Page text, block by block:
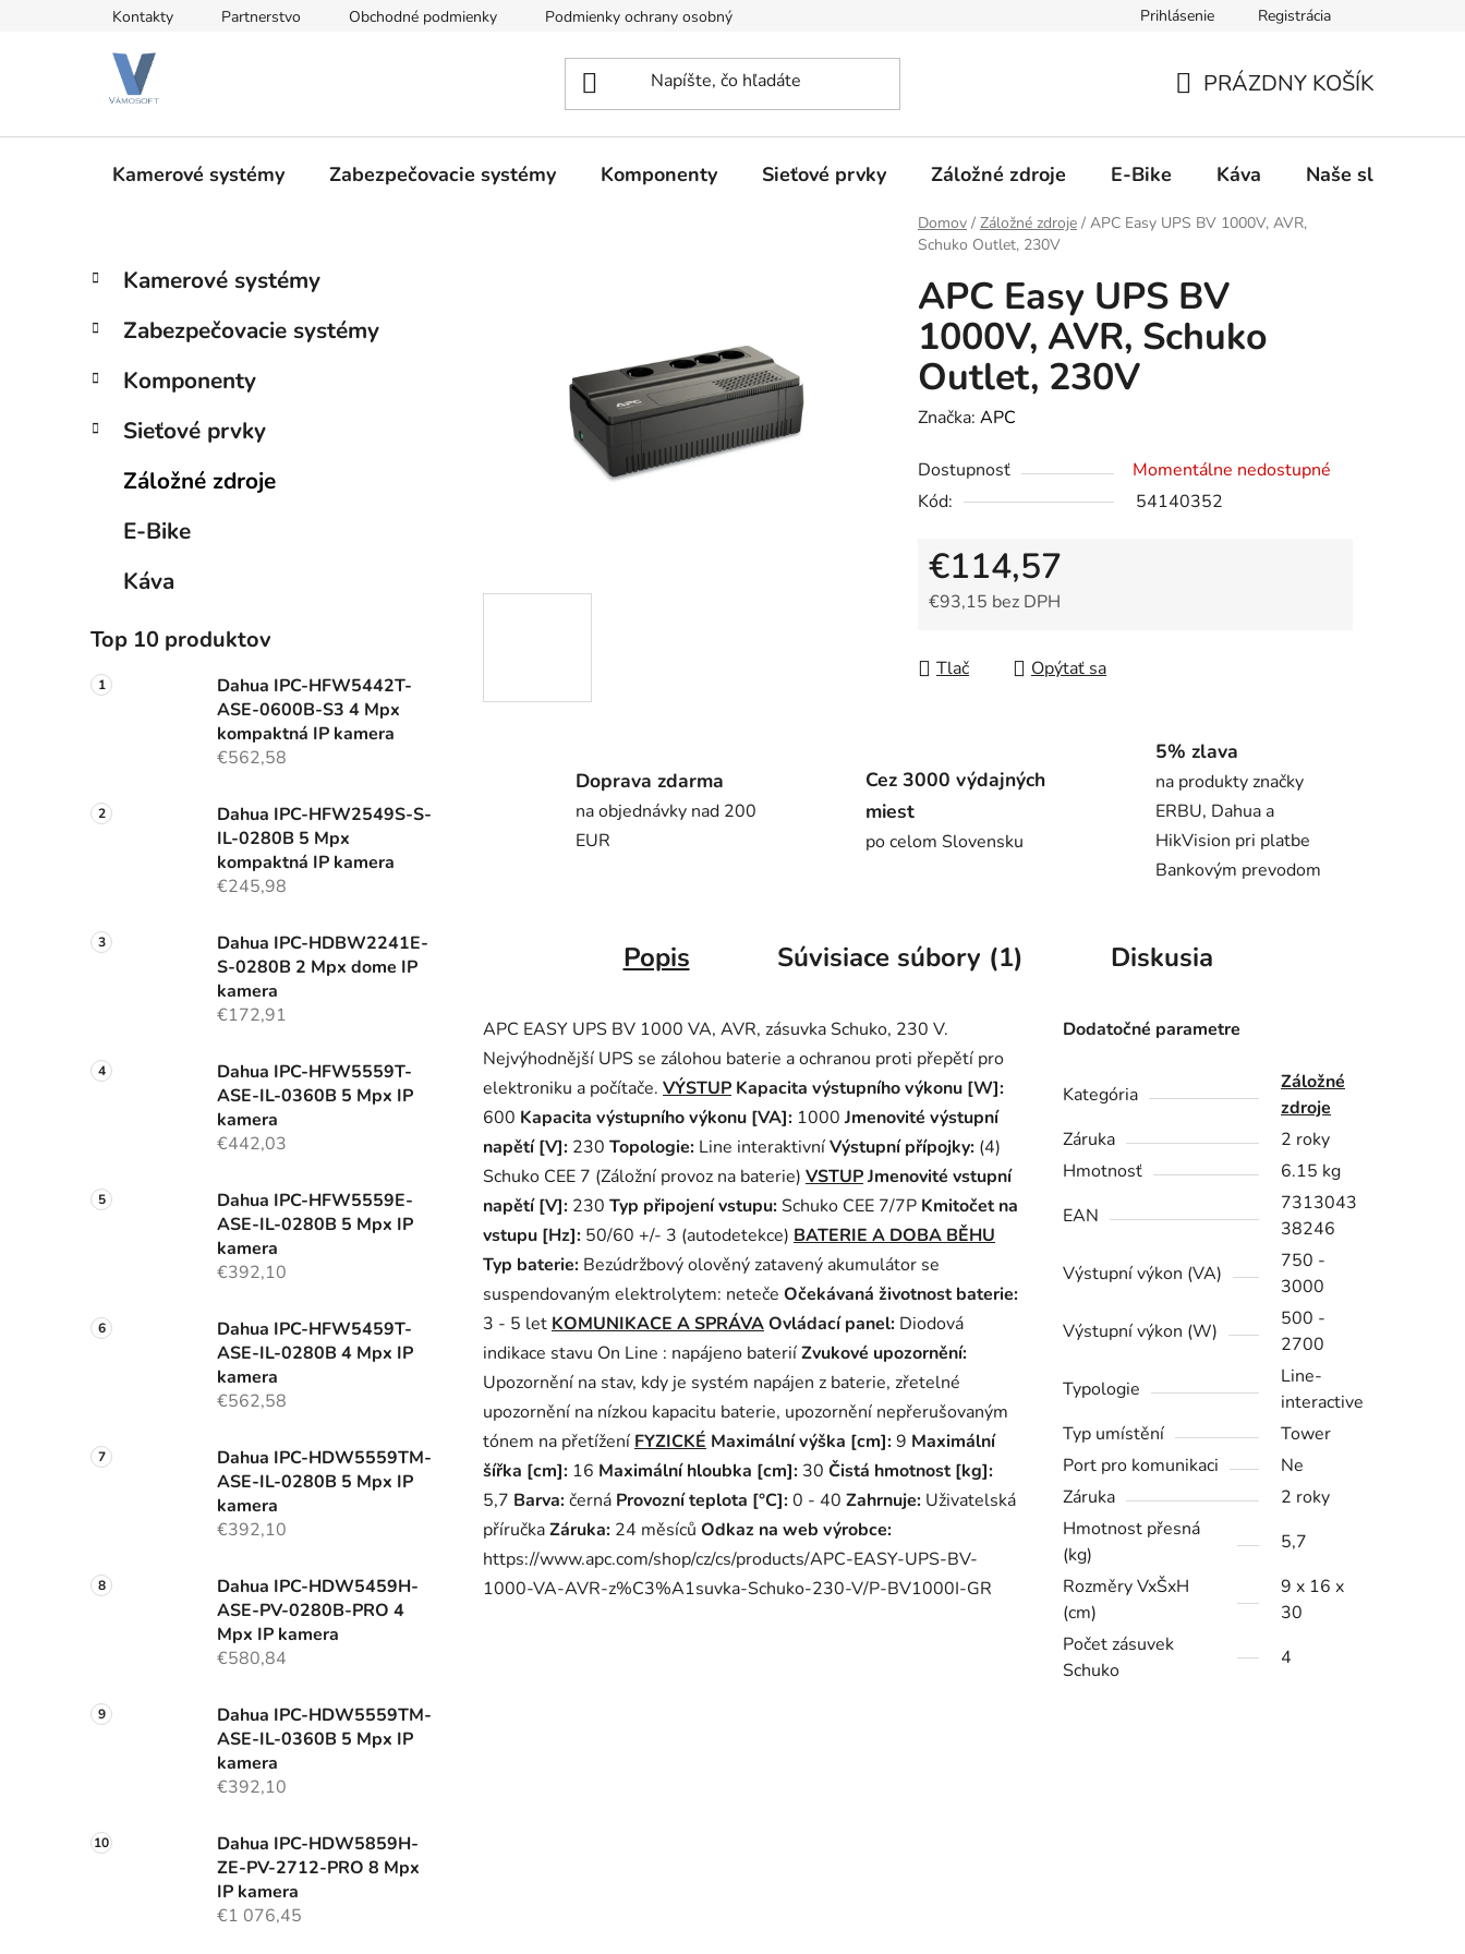
Kontakty Partnerstvo Obchodné podmienky Podmienky ochrany osobných údajov Prihlásenie Registrácia
KOŠÍK
PRÁZDNY KOŠÍK
Kamerové systémy Zabezpečovacie systémy Komponenty Sieťové prvky Záložné zdroje E-Bike Káva Naše služby
Domov / Záložné zdroje / APC Easy UPS BV 1000V, AVR,
Schuko Outlet, 230V
B
č
ý
a
Preskočiť
kategórie
K
a
e
ó
i
Kamerové systémy
Zabezpečovacie systémy
Komponenty
Sieťové prvky
Záložné zdroje
E-Bike
Káva
Top 10 produktov
Dahua IPC-HFW5442T-
ASE-0600B-S3 4 Mpx
kompaktná IP kamera
€562,58
Dahua IPC-HFW2549S-S-
IL-0280B 5 Mpx
kompaktná IP kamera
€245,98
Dahua IPC-HDBW2241E-
S-0280B 2 Mpx dome IP
kamera
€172,91
Dahua IPC-HFW5559T-
ASE-IL-0360B 5 Mpx IP
kamera
€442,03
Dahua IPC-HFW5559E-
ASE-IL-0280B 5 Mpx IP
kamera
€392,10
Dahua IPC-HFW5459T-
ASE-IL-0280B 4 Mpx IP
kamera
€562,58
Dahua IPC-HDW5559TM-
ASE-IL-0280B 5 Mpx IP
kamera
€392,10
Dahua IPC-HDW5459H-
ASE-PV-0280B-PRO 4
Mpx IP kamera
€580,84
Dahua IPC-HDW5559TM-
ASE-IL-0360B 5 Mpx IP
kamera
€392,10
Dahua IPC-HDW5859H-
ZE-PV-2712-PRO 8 Mpx
IP kamera
€1 076,45
APC Easy UPS BV
1000V, AVR, Schuko
Outlet, 230V
Značka: APC
Dostupnosť
Momentálne nedostupné
Kód:
54140352
€114,57
€93,15 bez DPH
Tlač
Opýtať sa
Doprava zdarma
na objednávky nad 200
EUR
Cez 3000 výdajných
miest
po celom Slovensku
5% zlava
na produkty značky
ERBU, Dahua a
HikVision pri platbe
Bankovým prevodom
Popis Súvisiace súbory (1) Diskusia
APC EASY UPS BV 1000 VA, AVR, zásuvka Schuko, 230 V.
Nejvýhodnější UPS se zálohou baterie a ochranou proti přepětí pro
elektroniku a počítače. VÝSTUP Kapacita výstupního výkonu [W]:
600 Kapacita výstupního výkonu [VA]: 1000 Jmenovité výstupní
napětí [V]: 230 Topologie: Line interaktivníVýstupní přípojky: (4)
Schuko CEE 7 (Záložní provoz na baterie) VSTUPJmenovité vstupní
napětí [V]: 230 Typ připojení vstupu:Schuko CEE 7/7P Kmitočet na
vstupu [Hz]: 50/60 +/- 3 (autodetekce) BATERIE A DOBA BĚHU
Typ baterie: Bezúdržbový olověný zatavený akumulátor se
suspendovaným elektrolytem: neteče Očekávaná životnost baterie:
3 - 5 letKOMUNIKACE A SPRÁVAOvládací panel: Diodová
indikace stavu On Line : napájeno bateriíZvukové upozornění:
Upozornění na stav, kdy je systém napájen z baterie, zřetelné
upozornění na nízkou kapacitu baterie, upozornění nepřerušovaným
tónem na přetíženíFYZICKÉ Maximální výška [cm]:9 Maximální
šířka [cm]: 16 Maximální hloubka [cm]: 30 Čistá hmotnost [kg]:
5,7 Barva:černá Provozní teplota [°C]:0 - 40 Zahrnuje: Uživatelská
příručkaZáruka: 24 měsíců Odkaz na web výrobce:
https://www.apc.com/shop/cz/cs/products/APC-EASY-UPS-BV-
1000-VA-AVR-z%C3%A1suvka-Schuko-230-V/P-BV1000I-GR
Dodatočné parametre
Kategória
Záložné
zdroje
Záruka
2 roky
Hmotnosť
6.15 kg
EAN
7313043
38246
Výstupní výkon (VA)
750 -
3000
Výstupní výkon (W)
500 -
2700
Typologie
Line-
interactive
Typ umístění
Tower
Port pro komunikaci
Ne
Záruka
2 roky
Hmotnost přesná
(kg)
5,7
Rozměry VxŠxH
(cm)
9 x 16 x
30
Počet zásuvek
Schuko
4